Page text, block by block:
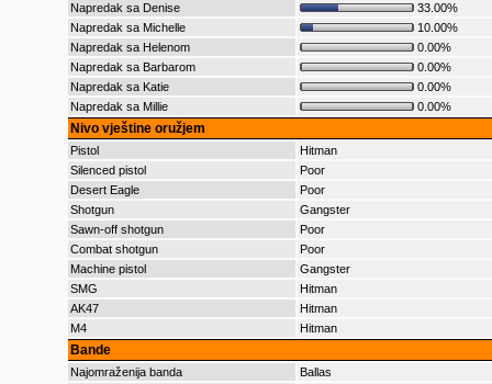
Napredak sa Denise
33.00%
Napredak sa Michelle
10.00%
Napredak sa Helenom
0.00%
Napredak sa Barbarom
0.00%
Napredak sa Katie
0.00%
Napredak sa Millie
0.00%
Nivo vještine oružjem
Pistol
Hitman
Silenced pistol
Poor
Desert Eagle
Poor
Shotgun
Gangster
Sawn-off shotgun
Poor
Combat shotgun
Poor
Machine pistol
Gangster
SMG
Hitman
AK47
Hitman
M4
Hitman
Bande
Najomraženija banda
Ballas